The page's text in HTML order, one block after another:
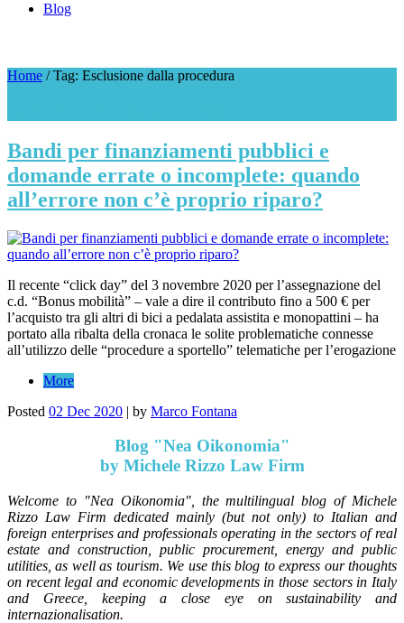
Blog
Home /Tag: Esclusione dalla procedura
Bandi per finanziamenti pubblici e
domande errate o incomplete: quando
all’errore non c’è proprio riparo?
Il recente “click day” del 3 novembre 2020 per l’assegnazione del
c.d. “Bonus mobilità” – vale a dire il contributo fino a 500 € per
l’acquisto tra gli altri di bici a pedalata assistita e monopattini – ha
portato alla ribalta della cronaca le solite problematiche connesse
all’utilizzo delle “procedure a sportello” telematiche per l’erogazione
More
Posted 02 Dec 2020 | by Marco Fontana
Blog "Nea Oikonomia"
by Michele Rizzo Law Firm
Welcome to "Nea Oikonomia", the multilingual blog of Michele
Rizzo Law Firm dedicated mainly (but not only) to Italian and
foreign enterprises and professionals operating in the sectors of real
estate and construction, public procurement, energy and public
utilities, as well as tourism. We use this blog to express our thoughts
on recent legal and economic developments in those sectors in Italy
and Greece, keeping a close eye on sustainability and
internazionalisation.